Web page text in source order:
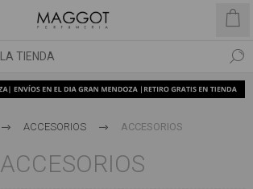
ACCESORIOS ACCESORIOS
ACCESORIOS